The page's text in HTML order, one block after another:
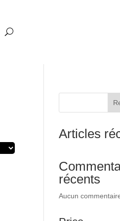
Articles
récents
Aucun